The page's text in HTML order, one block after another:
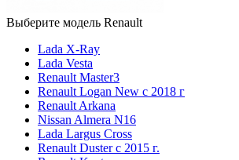
Выберите модель Renault
Lada X-Ray
Lada Vesta
Renault Master3
Renault Logan New с 2018 г
Renault Arkana
Nissan Almera N16
Lada Largus Cross
Renault Duster с 2015 г.